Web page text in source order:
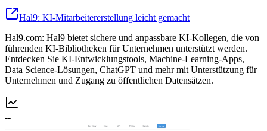
Hal9: KI-Mitarbeitererstellung leicht gemacht
Hal9.com: Hal9 bietet sichere und anpassbare KI-Kollegen, die von
führenden KI-Bibliotheken für Unternehmen unterstützt werden.
Entdecken Sie KI-Entwicklungstools, Machine-Learning-Apps,
Data Science-Lösungen, ChatGPT und mehr mit Unterstützung für
Unternehmen und Zugang zu öffentlichen Datensätzen.
--